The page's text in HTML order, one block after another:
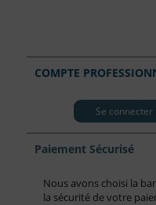
COMPTE
Se connecter
Paiement Sécurisé
Nous avons choisi la
la sécurité de votre